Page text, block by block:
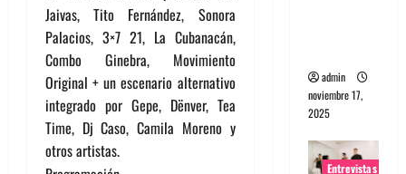
Jaivas, Tito Fernández, Sonora
Palacios, 3×7 21, La Cubanacán,
Combo Ginebra, Movimiento
Original + un escenario alternativo
integrado por Gepe, Dënver, Tea
Time, Dj Caso, Camila Moreno y
otros artistas.
admin
noviembre 17,
2025
Entrevistas